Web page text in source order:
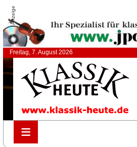
Anzeige
Freitag, 7. August 2026
≡
≡